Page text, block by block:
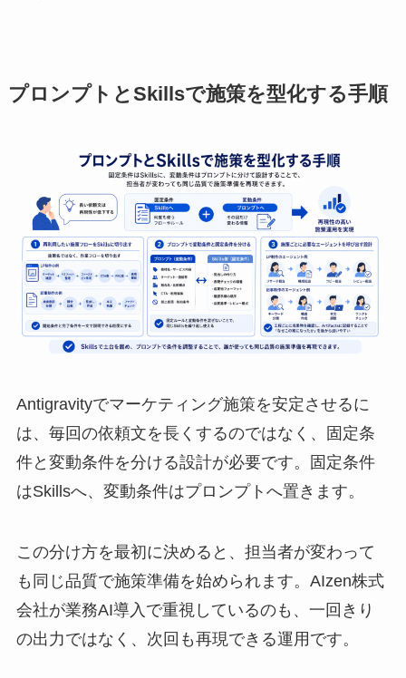
プロンプトとSkillsで施策を型化する手順
Antigravityでマーケティング施策を安定させるに
は、毎回の依頼文を長くするのではなく、固定条
件と変動条件を分ける設計が必要です。固定条件
はSkillsへ、変動条件はプロンプトへ置きます。
この分け方を最初に決めると、担当者が変わって
も同じ品質で施策準備を始められます。AIzen株式
会社が業務AI導入で重視しているのも、一回きり
の出力ではなく、次回も再現できる運用です。